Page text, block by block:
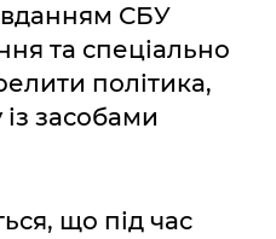
СБУ
та спеціально
політика,
засобами
що під час